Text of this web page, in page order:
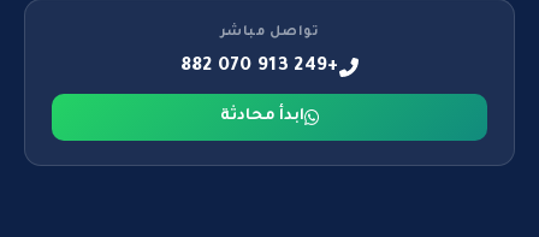
تواصل مباشر
+249 913 070 882
ابدأ محادثة